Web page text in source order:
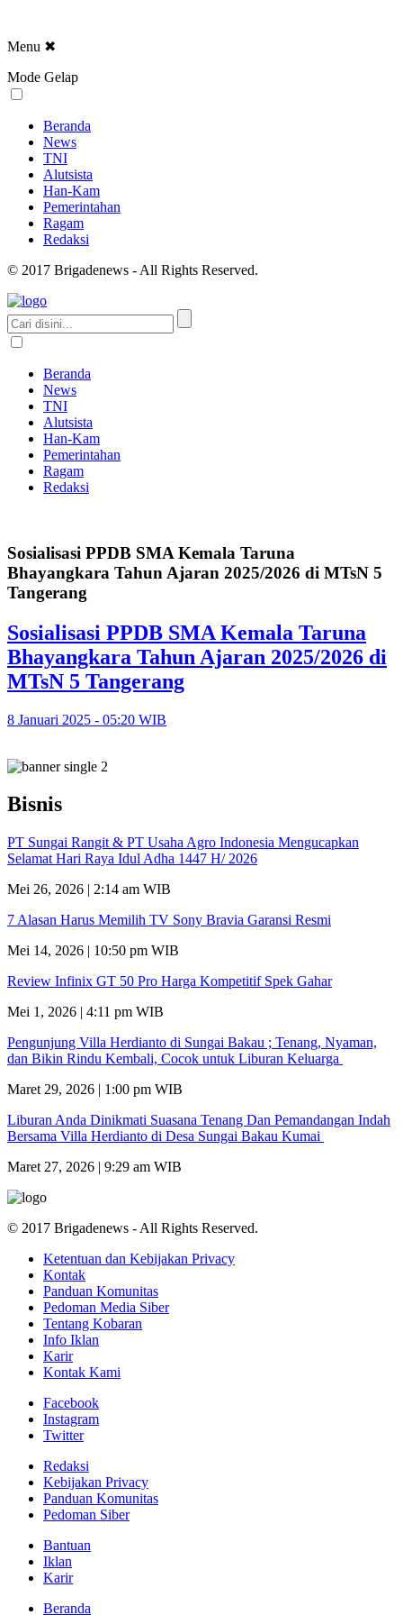
Menu ✖
Mode Gelap
Beranda
News
TNI
Alutsista
Han-Kam
Pemerintahan
Ragam
Redaksi
© 2017 Brigadenews - All Rights Reserved.
Beranda
News
TNI
Alutsista
Han-Kam
Pemerintahan
Ragam
Redaksi
Sosialisasi PPDB SMA Kemala Taruna
Bhayangkara Tahun Ajaran 2025/2026 di MTsN 5
Tangerang
Sosialisasi PPDB SMA Kemala Taruna
Bhayangkara Tahun Ajaran 2025/2026 di
MTsN 5 Tangerang
8 Januari 2025 - 05:20 WIB
Bisnis
PT Sungai Rangit & PT Usaha Agro Indonesia Mengucapkan
Selamat Hari Raya Idul Adha 1447 H/ 2026
Mei 26, 2026 | 2:14 am WIB
7 Alasan Harus Memilih TV Sony Bravia Garansi Resmi
Mei 14, 2026 | 10:50 pm WIB
Review Infinix GT 50 Pro Harga Kompetitif Spek Gahar
Mei 1, 2026 | 4:11 pm WIB
Pengunjung Villa Herdianto di Sungai Bakau ; Tenang, Nyaman,
dan Bikin Rindu Kembali, Cocok untuk Liburan Keluarga
Maret 29, 2026 | 1:00 pm WIB
Liburan Anda Dinikmati Suasana Tenang Dan Pemandangan Indah
Bersama Villa Herdianto di Desa Sungai Bakau Kumai
Maret 27, 2026 | 9:29 am WIB
© 2017 Brigadenews - All Rights Reserved.
Ketentuan dan Kebijakan Privacy
Kontak
Panduan Komunitas
Pedoman Media Siber
Tentang Kobaran
Info Iklan
Karir
Kontak Kami
Facebook
Instagram
Twitter
Redaksi
Kebijakan Privacy
Panduan Komunitas
Pedoman Siber
Bantuan
Iklan
Karir
Beranda